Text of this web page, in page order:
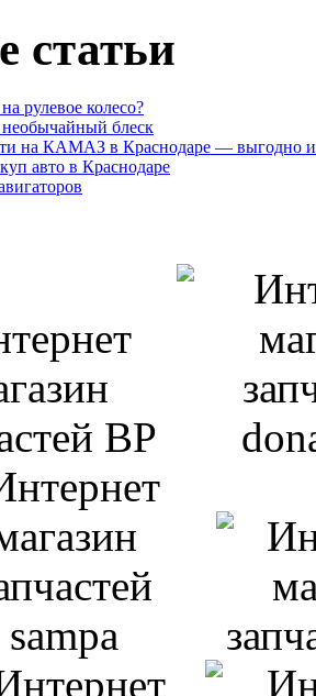
статьи
рулевое колесо?
блеск
на КАМАЗ в Краснодаре — выгодно и
авто в Краснодаре